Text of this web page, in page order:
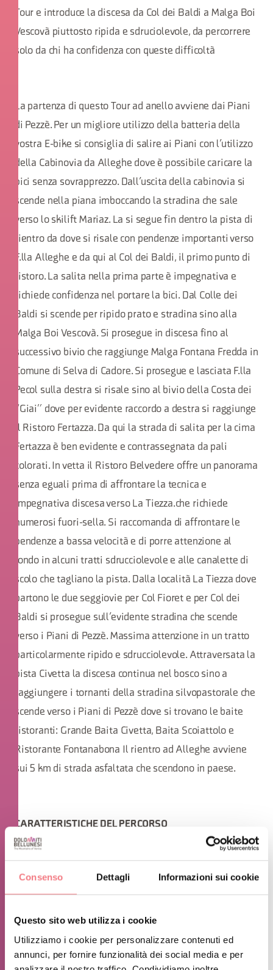
Consenso Dettagli Informazioni sui cookie
Questo sito web utilizza i cookie
Utilizziamo i cookie per personalizzare contenuti ed
annunci, per fornire funzionalità dei social media e per
Tour e introduce la discesa da Col dei Baldi a Malga Boi
Vescovà piuttosto ripida e sdruciolevole, da percorrere
solo da chi ha confidenza con queste difficoltà
La partenza di questo Tour ad anello avviene dai Piani
di Pezzè. Per un migliore utilizzo della batteria della
vostra E-bike si consiglia di salire ai Piani con l’utilizzo
della Cabinovia da Alleghe dove è possibile caricare la
bici senza sovrapprezzo. Dall’uscita della cabinovia si
scende nella piana imboccando la stradina che sale
verso lo skilift Mariaz. La si segue fin dentro la pista di
rientro da dove si risale con pendenze importanti verso
F.lla Alleghe e da qui al Col dei Baldi, il primo punto di
ristoro. La salita nella prima parte è impegnativa e
richiede confidenza nel portare la bici. Dal Colle dei
Baldi si scende per ripido prato e stradina sino alla
Malga Boi Vescovà. Si prosegue in discesa fino al
successivo bivio che raggiunge Malga Fontana Fredda in
Comune di Selva di Cadore. Si prosegue e lasciata F.lla
Pecol sulla destra si risale sino al bivio della Costa dei
“Giai” dove per evidente raccordo a destra si raggiunge
il Ristoro Fertazza. Da qui la strada di salita per la cima
Fertazza è ben evidente e contrassegnata da pali
colorati. In vetta il Ristoro Belvedere offre un panorama
senza eguali prima di affrontare la tecnica e
impegnativa discesa verso La Tiezza.che richiede
numerosi fuori-sella. Si raccomanda di affrontare le
pendenze a bassa velocità e di porre attenzione al
fondo in alcuni tratti sdrucciolevole e alle canalette di
scolo che tagliano la pista. Dalla località La Tiezza dove
partono le due seggiovie per Col Fioret e per Col dei
Baldi si prosegue sull’evidente stradina che scende
verso i Piani di Pezzè. Massima attenzione in un tratto
particolarmente ripido e sdrucciolevole. Attraversata la
pista Civetta la discesa continua nel bosco sino a
raggiungere i tornanti della stradina silvopastorale che
scende verso i Piani di Pezzè dove si trovano le baite
ristoranti: Grande Baita Civetta, Baita Scoiattolo e
Ristorante Fontanabona Il rientro ad Alleghe avviene
sui 5 km di strada asfaltata che scendono in paese.
CARATTERISTICHE DEL PERCORSO
Dislivello
positivo: 906m – Dislivello negativo fino ad
Alleghe 951